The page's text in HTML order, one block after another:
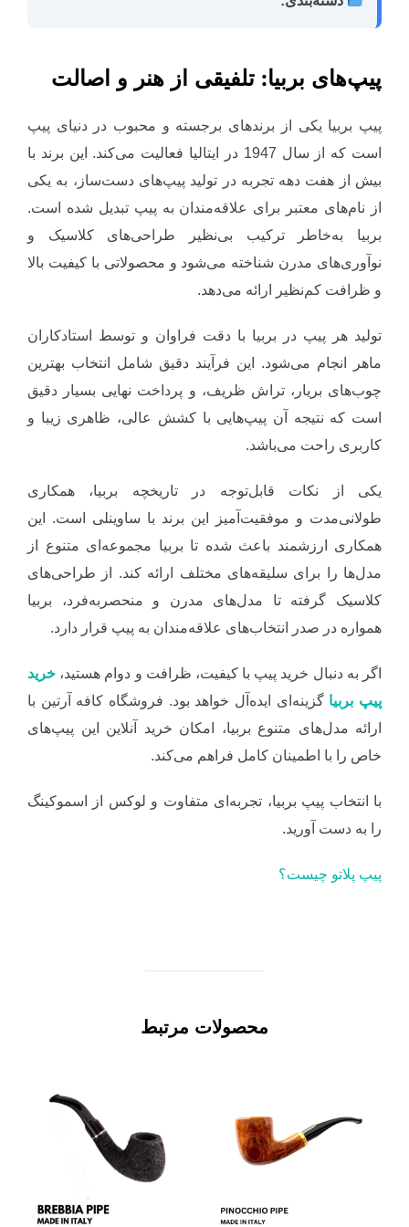
پیپ‌های بربیا: تلفیقی از هنر و اصالت
پیپ بربیا یکی از برندهای برجسته و محبوب در دنیای پیپ
است که از سال 1947 در ایتالیا فعالیت می‌کند. این برند با
بیش از هفت دهه تجربه در تولید پیپ‌های دست‌ساز، به یکی
از نام‌های معتبر برای علاقه‌مندان به پیپ تبدیل شده است.
بربیا به‌خاطر ترکیب بی‌نظیر طراحی‌های کلاسیک و
نوآوری‌های مدرن شناخته می‌شود و محصولاتی با کیفیت بالا
و ظرافت کم‌نظیر ارائه می‌دهد.
تولید هر پیپ در بربیا با دقت فراوان و توسط استادکاران
ماهر انجام می‌شود. این فرآیند دقیق شامل انتخاب بهترین
چوب‌های بریار، تراش ظریف، و پرداخت نهایی بسیار دقیق
است که نتیجه آن پیپ‌هایی با کشش عالی، ظاهری زیبا و
کاربری راحت می‌باشد.
یکی از نکات قابل‌توجه در تاریخچه بربیا، همکاری
طولانی‌مدت و موفقیت‌آمیز این برند با ساوینلی است. این
همکاری ارزشمند باعث شده تا بربیا مجموعه‌ای متنوع از
مدل‌ها را برای سلیقه‌های مختلف ارائه کند. از طراحی‌های
کلاسیک گرفته تا مدل‌های مدرن و منحصربه‌فرد، بربیا
همواره در صدر انتخاب‌های علاقه‌مندان به پیپ قرار دارد.
اگر به دنبال خرید پیپ با کیفیت، ظرافت و دوام هستید، خرید
پیپ بربیا گزینه‌ای ایده‌آل خواهد بود. فروشگاه کافه آرتین با
ارائه مدل‌های متنوع بربیا، امکان خرید آنلاین این پیپ‌های
خاص را با اطمینان کامل فراهم می‌کند.
با انتخاب پیپ بربیا، تجربه‌ای متفاوت و لوکس از اسموکینگ
را به دست آورید.
پیپ پلاتو چیست؟
محصولات مرتبط